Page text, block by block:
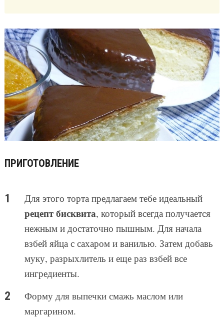
ПРИГОТОВЛЕНИЕ
Для этого торта предлагаем тебе идеальный
рецепт бисквита, который всегда получается
нежным и достаточно пышным. Для начала
взбей яйца с сахаром и ванилью. Затем добавь
муку, разрыхлитель и еще раз взбей все
ингредиенты.
Форму для выпечки смажь маслом или
маргарином.